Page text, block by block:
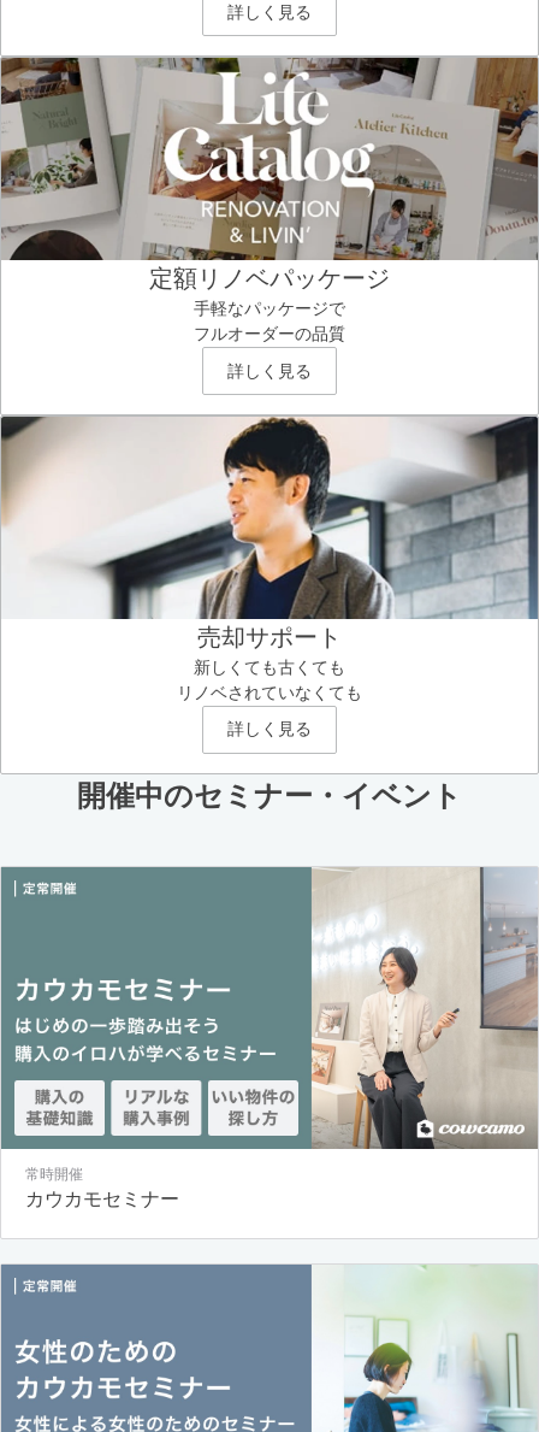
詳しく見る
定額リノベパッケージ
手軽なパッケージで
フルオーダーの品質
詳しく見る
売却サポート
新しくても古くても
リノベされていなくても
詳しく見る
開催中のセミナー・イベント
常時開催
カウカモセミナー